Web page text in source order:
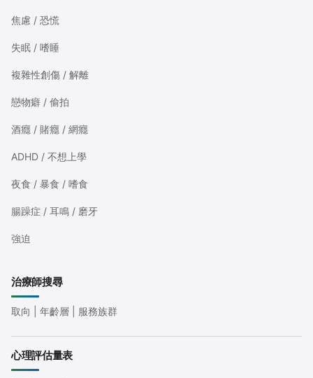
焦慮 / 恐慌
失眠 / 嗜睡
複雜性創傷 / 解離
戀物癖 / 偷拍
酒癮 / 賭癮 / 網癮
ADHD / 不想上學
夜食 / 暴食 / 嗜食
腸躁症 / 耳鳴 / 磨牙
強迫
治療師搜尋
取向 | 年齡層 | 服務族群
心理評估量表